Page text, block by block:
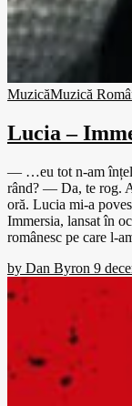
MuzicăMuzică
Lucia –
— …eu tot n-am
rând? — Da, te rog.
oră. Lucia mi-a
Immersia, lansat în
românesc pe care l-
by Dan Byron 9